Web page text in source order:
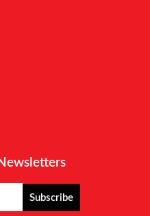
Subscribe